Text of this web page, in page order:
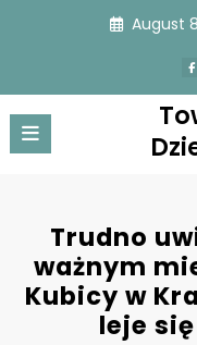
August
Trudno
ważnym
Kubicy w
leje